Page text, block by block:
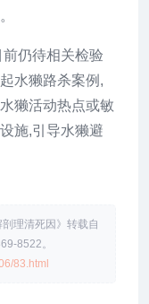
仍待相关检验
水獭路杀案例,
獭活动热点或敏
施,引导水獭避
理清死因》转载自
8522。
83.html